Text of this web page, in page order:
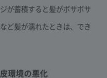
が蓄積すると髪がボサボサ
ど髪が濡れたときは、でき
環境の悪化